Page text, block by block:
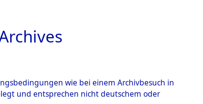
wie bei einem Archivbesuch in
und entsprechen nicht deutschem oder